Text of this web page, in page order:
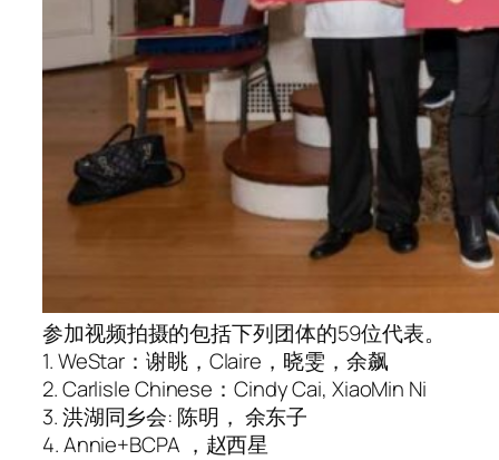
参加视频拍摄的包括下列团体的59位代表。
1. WeStar：谢眺，Claire，晓雯，余飙
2. Carlisle Chinese：Cindy Cai, XiaoMin Ni
3. 洪湖同乡会: 陈明， 余东子
4. Annie+BCPA ，赵西星